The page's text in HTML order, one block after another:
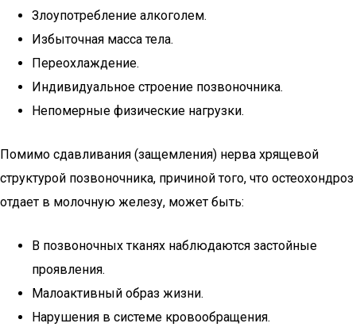
Злоупотребление алкоголем.
Избыточная масса тела.
Переохлаждение.
Индивидуальное строение позвоночника.
Непомерные физические нагрузки.
Помимо сдавливания (защемления) нерва хрящевой
структурой позвоночника, причиной того, что остеохондроз
отдает в молочную железу, может быть:
В позвоночных тканях наблюдаются застойные
проявления.
Малоактивный образ жизни.
Нарушения в системе кровообращения.